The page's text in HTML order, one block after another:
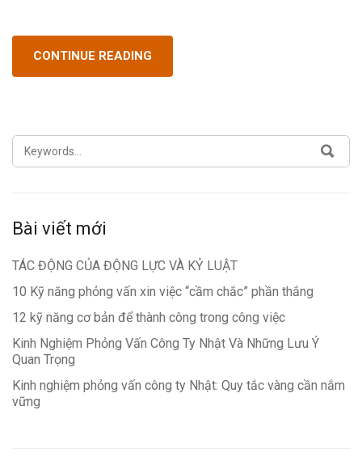
CONTINUE READING
SEARCH
FOR:
Bài viết mới
TÁC ĐỘNG CỦA ĐỘNG LỰC VÀ KỶ LUẬT
10 Kỹ năng phỏng vấn xin việc “cầm chắc” phần thắng
12 kỹ năng cơ bản để thành công trong công việc
Kinh Nghiệm Phỏng Vấn Công Ty Nhật Và Những Lưu Ý
Quan Trọng
Kinh nghiệm phỏng vấn công ty Nhật: Quy tắc vàng cần nắm
vững